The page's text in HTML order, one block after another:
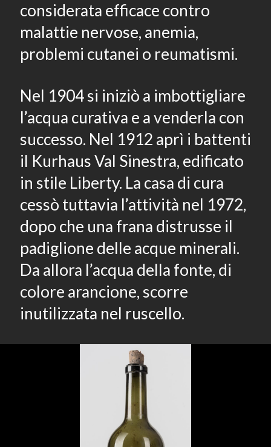
considerata efficace contro
malattie nervose, anemia,
problemi cutanei o reumatismi.
Nel 1904 si iniziò a imbottigliare
l’acqua curativa e a venderla con
successo. Nel 1912 aprì i battenti
il Kurhaus Val Sinestra, edificato
in stile Liberty. La casa di cura
cessò tuttavia l’attività nel 1972,
dopo che una frana distrusse il
padiglione delle acque minerali.
Da allora l’acqua della fonte, di
colore arancione, scorre
inutilizzata nel ruscello.